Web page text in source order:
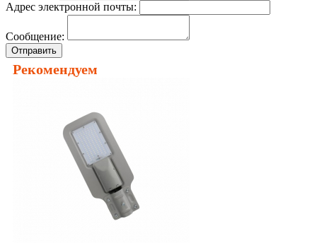
Адрес электронной почты:
Сообщение:
Отправить
Рекомендуем